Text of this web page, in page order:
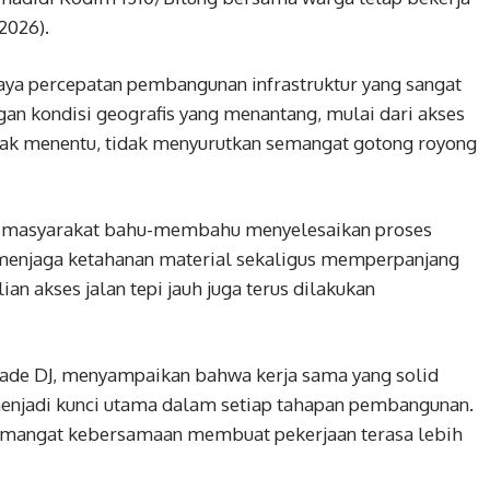
percepatan pembangunan infrastruktur yang sangat
kondisi geografis yang menantang, mulai dari akses
menentu, tidak menyurutkan semangat gotong royong
bahu-membahu menyelesaikan proses
ketahanan material sekaligus memperpanjang
akses jalan tepi jauh juga terus dilakukan
DJ, menyampaikan bahwa kerja sama yang solid
kunci utama dalam setiap tahapan pembangunan.
kebersamaan membuat pekerjaan terasa lebih